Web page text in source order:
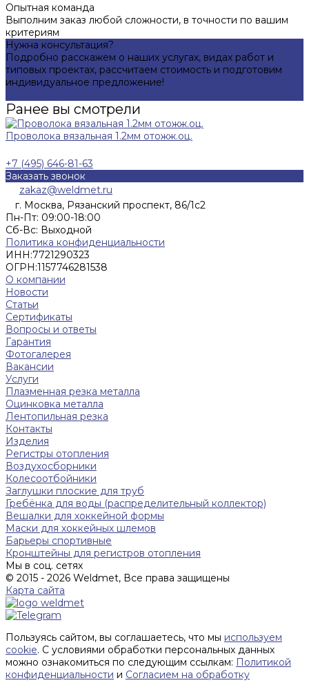
Опытная команда
Выполним заказ любой сложности, в точности по вашим
критериям
Нужна консультация?
Подробно расскажем о наших услугах, видах работ и
типовых проектах, рассчитаем стоимость и подготовим
индивидуальное предложение!
Ранее вы смотрели
Проволока вязальная 1.2мм отожж.оц.
+7 (495) 646-81-63
Заказать звонок
zakaz@weldmet.ru
г. Москва, Рязанский проспект, 86/1с2
Пн-Пт: 09:00-18:00
Cб-Вс: Выходной
Политика конфиденциальности
ИНН:7721290323
ОГРН:1157746281538
О компании
Новости
Статьи
Сертификаты
Вопросы и ответы
Гарантия
Фотогалерея
Вакансии
Услуги
Плазменная резка металла
Оцинковка металла
Лентопильная резка
Контакты
Изделия
Регистры отопления
Воздухосборники
Колесоотбойники
Заглушки плоские для труб
Гребёнка для воды (распределительный коллектор)
Вешалки для хоккейной формы
Маски для хоккейных шлемов
Барьеры спортивные
Кронштейны для регистров отопления
Мы в соц. сетях
© 2015 - 2026 Weldmet, Все права защищены
Карта сайта
Пользуясь сайтом, вы соглашаетесь, что мы используем
cookie. С условиями обработки персональных данных
можно ознакомиться по следующим ссылкам: Политикой
конфиденциальности и Согласием на обработку